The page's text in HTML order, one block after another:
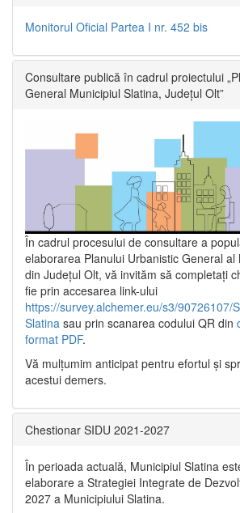
Monitorul Oficial Partea I nr. 452 bis
Consultare publică în cadrul proiectului
General Municipiul Slatina, Județul Olt”
În cadrul procesului de consultare a
elaborarea Planului Urbanistic General al
din Județul Olt, vă invităm să completați
fie prin accesarea link-ului
https://survey.alchemer.eu/s3/90726107/
Slatina sau prin scanarea codului QR din
format PDF.
Vă mulţumim anticipat pentru efortul şi
acestui demers.
Chestionar SIDU 2021-2027
În perioada actuală, Municipiul Slatina
elaborare a Strategiei Integrate de
2027 a Municipiului Slatina.